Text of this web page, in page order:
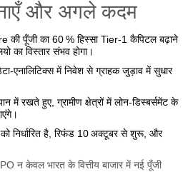
और अगले कदम
की पूँजी का 60 % हिस्सा Tier‑1 कैपिटल बढ़ाने
का विस्तार संभव होगा।
में निवेश से ग्राहक जुड़ाव में सुधार
में रखते हुए, ग्रामीण क्षेत्रों में लोन‑डिस्बर्समेंट के
निर्धारित है, रिफंड 10 अक्टूबर से शुरू, और
न केवल भारत के वित्तीय बाजार में नई पूँजी